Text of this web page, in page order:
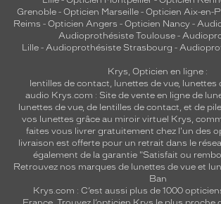
Grenoble - Opticien Marseille - Opticien Aix-en-
Reims - Opticien Angers - Opticien Nancy -
Audioprothésiste Toulouse-
Lille- Audioprothésiste Strasbourg -
Krys, Opticien en ligne :
lentilles de contact, lunettes de vue, lunettes
audio Krys.com : Site de vente en ligne de
lunettes de vue, de lentilles de contact, et de
vos lunettes grâce au miroir virtuel Krys,
faites vous livrer gratuitement chez l'un des
livraison est offerte pour un retrait dans le
également de la garantie "Satisfait ou
Retrouvez nos marques de lunettes de vue et
Ban
Krys.com : C’est aussi plus de 1000